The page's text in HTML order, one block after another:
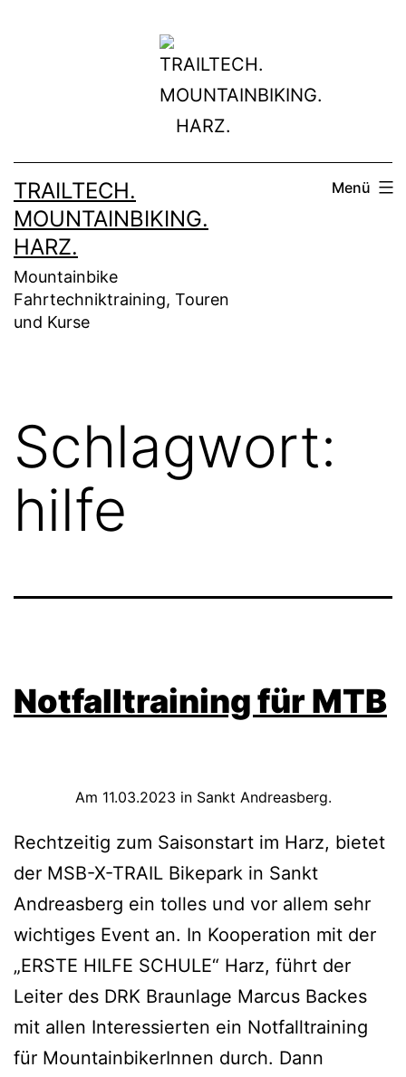
TRAILTECH.
MOUNTAINBIKING.
HARZ.
Mountainbike
Fahrtechniktraining, Touren
und Kurse
Menü
Schlagwort:
hilfe
Notfalltraining für MTB
Am 11.03.2023 in Sankt Andreasberg.
Rechtzeitig zum Saisonstart im Harz, bietet
der MSB-X-TRAIL Bikepark in Sankt
Andreasberg ein tolles und vor allem sehr
wichtiges Event an. In Kooperation mit der
„ERSTE HILFE SCHULE“ Harz, führt der
Leiter des DRK Braunlage Marcus Backes
mit allen Interessierten ein Notfalltraining
für MountainbikerInnen durch. Dann